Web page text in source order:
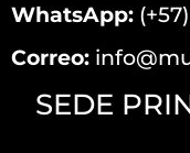
WhatsApp:
Correo:
SEDE